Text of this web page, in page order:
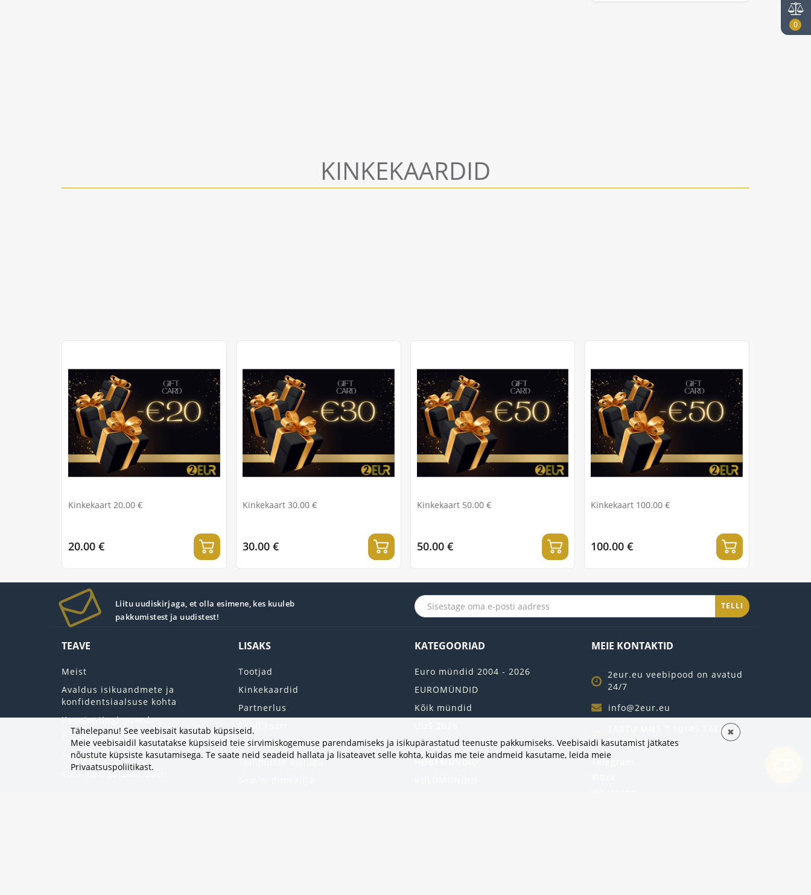
0
KINKEKAARDID
Kinkekaart 20.00 €
20.00 €
Kinkekaart 30.00 €
30.00 €
Kinkekaart 50.00 €
50.00 €
Kinkekaart 100.00 €
100.00 €
Liitu uudiskirjaga, et olla esimene, kes kuuleb
pakkumistest ja uudistest!
TELLI
TEAVE
Meist
Avaldus isikuandmete ja
konfidentsiaalsuse kohta
Kasutustingimused
Transpordi tingimused
Tagastab
Võta meiega ühendust
LISAKS
Tootjad
Kinkekaardid
Partnerlus
Saidi kaart
Minu konto
Tellimuste ajalugu
KATEGOORIAD
Euro mündid 2004 - 2026
EUROMÜNDID
Kõik mündid
2 EURO RULLI
HÕBEMÜNDID
MEIE KONTAKTID
2eur.eu veebipood on avatud
24/7
info@2eur.eu
TARTU MNT 7 10145 TALLINN
ESTONIA
Telegram
Tähelepanu! See veebisait kasutab küpsiseid.
Meie veebisaidil kasutatakse küpsiseid teie sirvimiskogemuse parendamiseks ja isikupärastatud teenuste pakkumiseks. Veebisaidi kasutamist jätkates
nõustute küpsiste kasutamisega. Te saate neid seadeid hallata ja lisateavet selle kohta, kuidas me teie andmeid kasutame, leida meie
Privaatsuspoliitikast.
✖